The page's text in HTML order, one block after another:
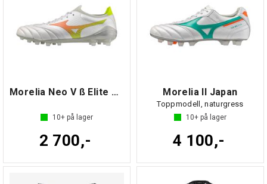
Morelia Neo V ß Elite AG
10+ på lager
2 700,-
Morelia II Japan
Toppmodell, naturgress
10+ på lager
4 100,-